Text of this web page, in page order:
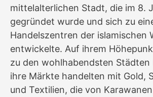
mittelalterlichen Stadt, die im 8.
gegründet wurde und sich zu
Handelszentren der islamischen
entwickelte. Auf ihrem
zu den wohlhabendsten Städten
ihre Märkte handelten mit Gold,
und Textilien, die von